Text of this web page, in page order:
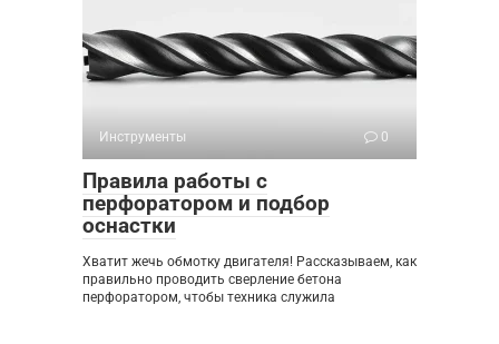
Инструменты 0
Правила работы с
перфоратором и подбор
оснастки
Хватит жечь обмотку двигателя! Рассказываем, как
правильно проводить сверление бетона
перфоратором, чтобы техника служила